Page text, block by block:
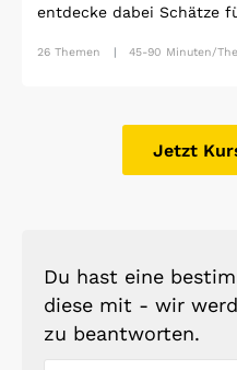
entdecke dabei Schätze
26 Themen 45-90 Minuten/
Jetzt
Du hast eine
diese mit - wir
zu beantworten.